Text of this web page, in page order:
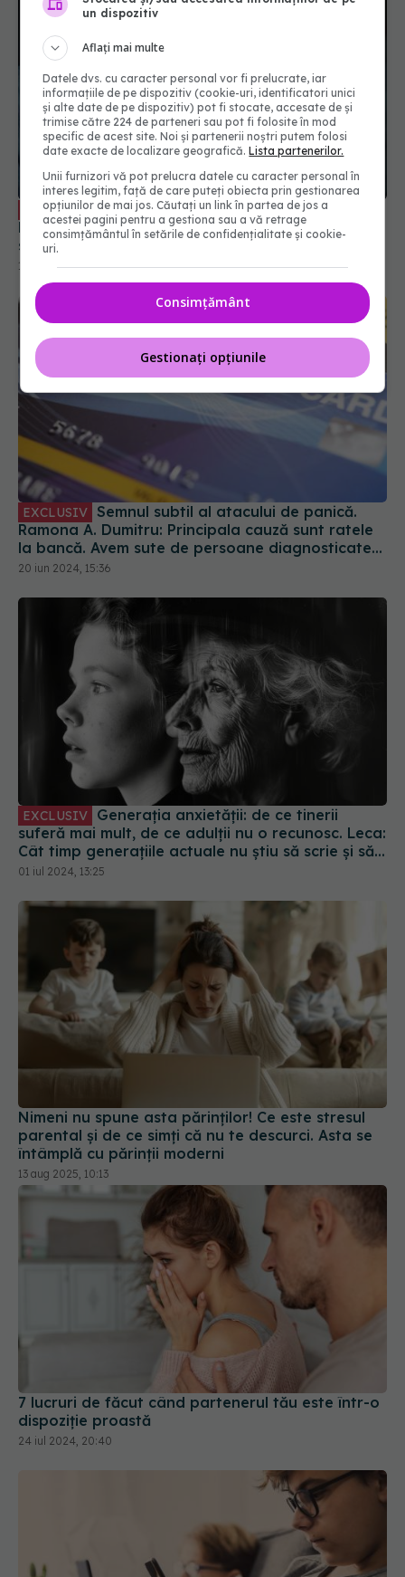
EXCLUSIV De ce te simți singur. Semnul pe care ți-
l dă corpul. Cauza care provoacă sentimentul de
singurătate. Radu Leca: Atunci intră în joc
singurătatea
12 iun 2024, 09:37
EXCLUSIV
Ramona A. Dumitru: Principala cauză sunt ratele
la bancă. Avem sute de persoane diagnosticate
lunar
20 iun 2024, 15:36
EXCLUSIV
suferă mai mult, de ce adulții nu o recunosc. Leca:
Cât timp generațiile actuale nu știu să scrie și să
citească în limba română, lupta e la poli diferiți
01 iul 2024, 13:25
Nimeni nu spune asta părinților! Ce este stresul
parental și de ce simți că nu te descurci. Asta se
întâmplă cu părinții moderni
13 aug 2025, 10:13
7 lucruri de făcut când partenerul tău este într-o
dispoziție proastă
24 iul 2024, 20:40
un dispozitiv
Aflați mai multe
Datele dvs. cu caracter personal vor fi prelucrate, iar
informațiile de pe dispozitiv (cookie-uri, identificatori unici
și alte date de pe dispozitiv) pot fi stocate, accesate de și
trimise către 224 de parteneri sau pot fi folosite în mod
specific de acest site. Noi și partenerii noștri putem folosi
date exacte de localizare geografică.Lista partenerilor.
Unii furnizori vă pot prelucra datele cu caracter personal în
interes legitim, față de care puteți obiecta prin gestionarea
opțiunilor de mai jos. Căutați un link în partea de jos a
acestei pagini pentru a gestiona sau a vă retrage
consimțământul în setările de confidențialitate și cookie-
uri.
Consimțământ
Gestionați opțiunile